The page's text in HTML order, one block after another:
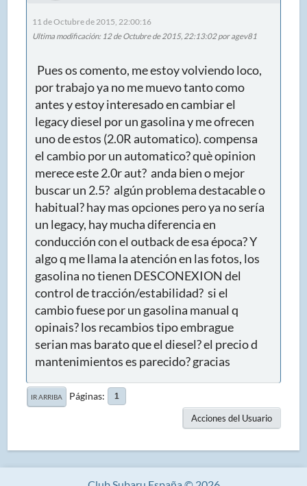
11 de Octubre de 2015, 22:00:16
Ultima modificación: 12 de Octubre de 2015, 22:13:02 por agev81
Pues os comento, me estoy volviendo loco,
por trabajo ya no me muevo tanto como
antes y estoy interesado en cambiar el
legacy diesel por un gasolina y me ofrecen
uno de estos (2.0R automatico). compensa
el cambio por un automatico? què opinion
merece este 2.0r aut? anda bien o mejor
buscar un 2.5? algún problema destacable o
habitual? hay mas opciones pero ya no sería
un legacy, hay mucha diferencia en
conducción con el outback de esa época? Y
algo q me llama la atención en las fotos, los
gasolina no tienen DESCONEXION del
control de tracción/estabilidad? si el
cambio fuese por un gasolina manual q
opinais? los recambios tipo embrague
serian mas barato que el diesel? el precio d
mantenimientos es parecido? gracias
IR ARRIBA Páginas 1
Acciones del Usuario